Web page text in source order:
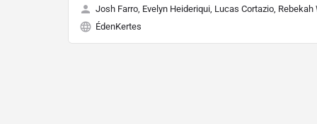
Josh Farro, Evelyn Heideriqui, Lucas Cortazio, Rebekah
ÉdenKertes